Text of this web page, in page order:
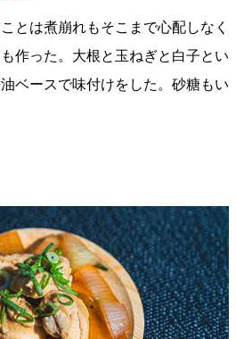
とは煮崩れもそこまで心配しなく
作った。大根と玉ねぎと白子とい
ベースで味付けをした。砂糖もい